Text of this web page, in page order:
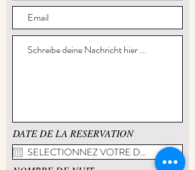
DATE DE LA RESERVATION